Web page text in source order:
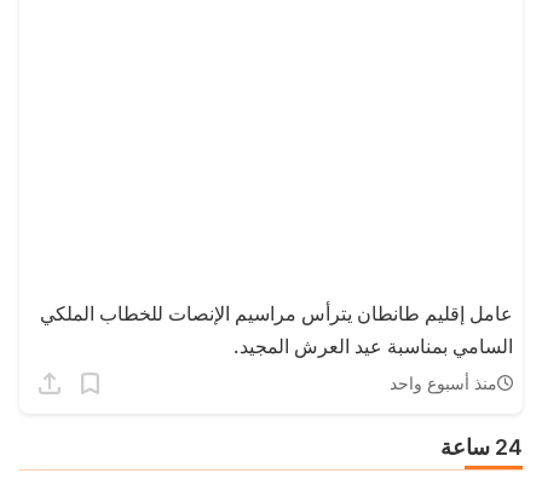
عامل إقليم طانطان يترأس مراسيم الإنصات للخطاب الملكي
السامي بمناسبة عيد العرش المجيد.
منذ أسبوع واحد
24 ساعة